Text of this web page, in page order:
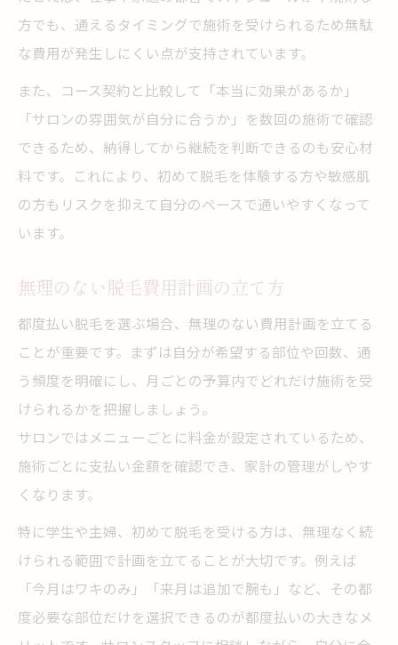
方でも、通えるタイミングで施術を受けられるため無駄
な費用が発生しにくい点が支持されています。
また、コース契約と比較して「本当に効果があるか」
「サロンの雰囲気が自分に合うか」を数回の施術で確認
できるため、納得してから継続を判断できるのも安心材
料です。これにより、初めて脱毛を体験する方や敏感肌
の方もリスクを抑えて自分のペースで通いやすくなって
います。
無理のない脱毛費用計画の立て方
都度払い脱毛を選ぶ場合、無理のない費用計画を立てる
ことが重要です。まずは自分が希望する部位や回数、通
う頻度を明確にし、月ごとの予算内でどれだけ施術を受
けられるかを把握しましょう。
サロンではメニューごとに料金が設定されているため、
施術ごとに支払い金額を確認でき、家計の管理がしやす
くなります。
特に学生や主婦、初めて脱毛を受ける方は、無理なく続
けられる範囲で計画を立てることが大切です。例えば
「今月はワキのみ」「来月は追加で腕も」など、その都
度必要な部位だけを選択できるのが都度払いの大きなメ